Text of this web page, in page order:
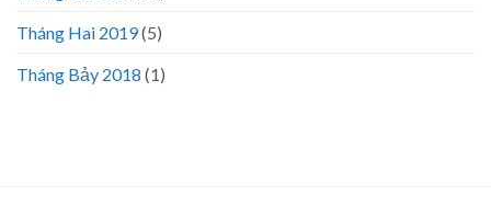
Tháng Hai 2019(5)
Tháng Bảy 2018 (1)